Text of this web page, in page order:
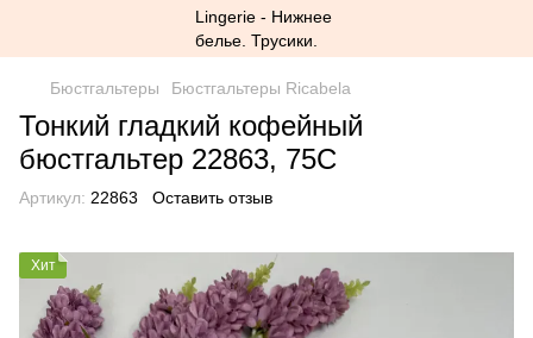
Бюстгальтеры Бюстгальтеры Ricabela
Тонкий гладкий кофейный
бюстгальтер 22863, 75C
Артикул: 22863 Оставить отзыв
Хит